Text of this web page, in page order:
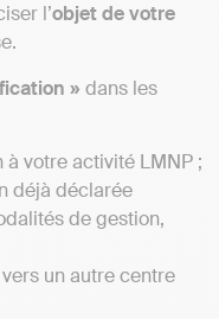
l’objet de votre
» dans les
à votre activité LMNP ;
déjà déclarée
de gestion,
un autre centre